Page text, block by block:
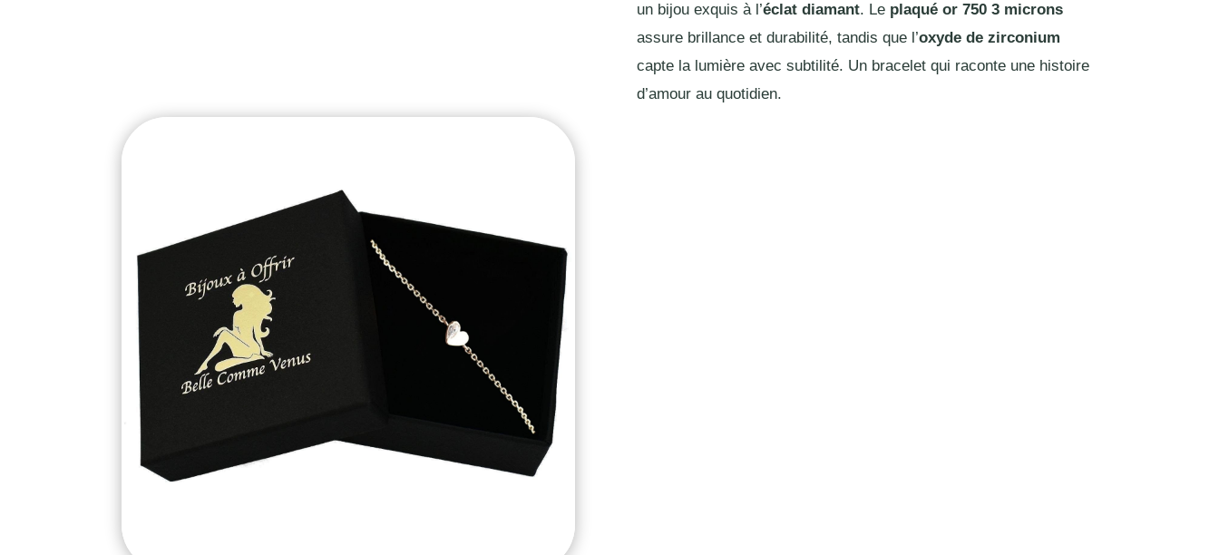
un bijou exquis à l’éclat diamant. Le plaqué or 750 3 microns
assure brillance et durabilité, tandis que l’oxyde de zirconium
capte la lumière avec subtilité. Un bracelet qui raconte une histoire
d’amour au quotidien.